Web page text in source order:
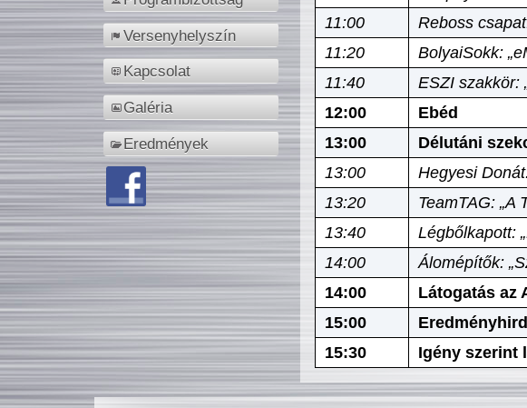
Versenyhelyszín
Kapcsolat
Galéria
Eredmények
11:00
Reboss
11:20
BolyaiSokk:
11:40
ESZI szakkör:
12:00
Ebéd
13:00
Délutáni
13:00
Hegyesi
13:20
TeamTAG: „A
13:40
Légbőlkapott:
14:00
Álomépítők:
14:00
Látogatás az
15:00
15:30
Igény szerint